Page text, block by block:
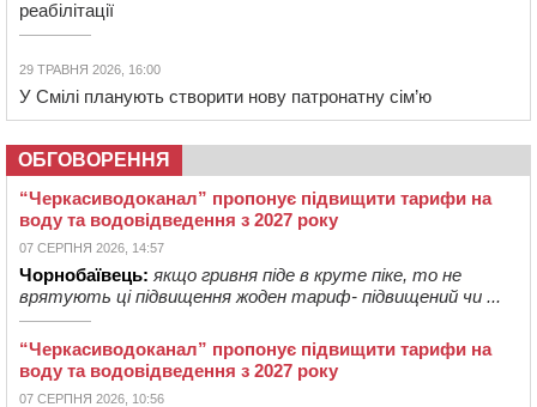
реабілітації
29 ТРАВНЯ 2026, 16:00
У Смілі планують створити нову патронатну сім’ю
ОБГОВОРЕННЯ
“Черкасиводоканал” пропонує підвищити тарифи на
воду та водовідведення з 2027 року
07 СЕРПНЯ 2026, 14:57
Чорнобаївець: якщо гривня піде в круте піке, то не
врятують ці підвищення жоден тариф- підвищений чи ...
“Черкасиводоканал” пропонує підвищити тарифи на
воду та водовідведення з 2027 року
07 СЕРПНЯ 2026, 10:56